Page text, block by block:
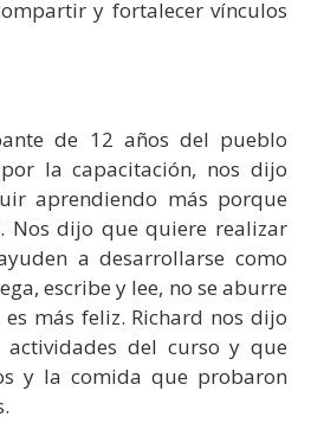
y fortalecer vínculos
de 12 años del pueblo
la capacitación, nos dijo
aprendiendo más porque
Nos dijo que quiere realizar
a desarrollarse como
escribe y lee, no se aburre
más feliz. Richard nos dijo
del curso y que
y la comida que probaron